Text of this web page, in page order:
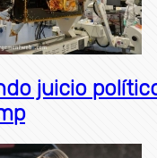
juicio